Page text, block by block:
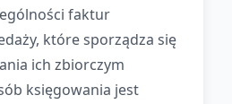
faktur
które sporządza się
ich zbiorczym
księgowania jest